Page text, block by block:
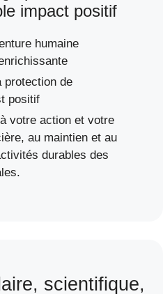
impact positif
humaine
protection de
positif
votre action et votre
au maintien et au
durables des
scientifique,